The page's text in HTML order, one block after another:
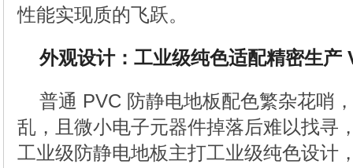
性能实现质的飞跃。
外观设计：工业级纯色适配精密生产
普通 PVC 防静电地板配色繁杂花哨
乱，且微小电子元器件掉落后难以找寻
工业级防静电地板主打工业级纯色设计